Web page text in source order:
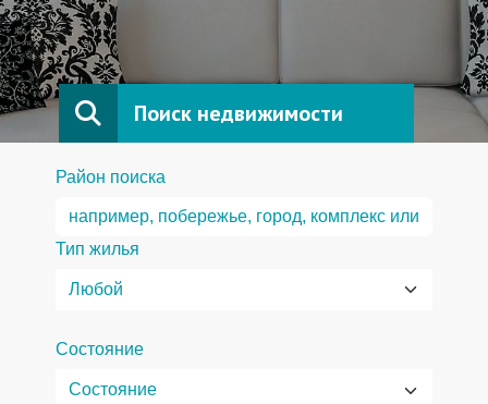
Поиск недвижимости
Район поиска
Тип жилья
Состояние